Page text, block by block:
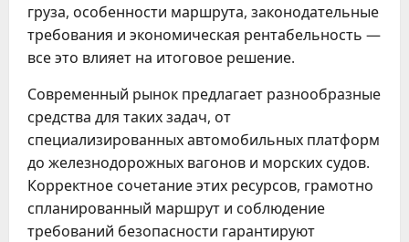
груза, особенности маршрута, законодательные
требования и экономическая рентабельность —
все это влияет на итоговое решение.
Современный рынок предлагает разнообразные
средства для таких задач, от
специализированных автомобильных платформ
до железнодорожных вагонов и морских судов.
Корректное сочетание этих ресурсов, грамотно
спланированный маршрут и соблюдение
требований безопасности гарантируют